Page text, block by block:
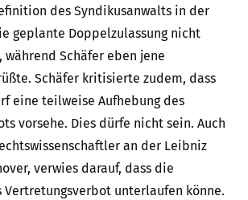
des Syndikusanwalts in der
geplante Doppelzulassung nicht
während Schäfer eben jene
Schäfer kritisierte zudem, dass
eine teilweise Aufhebung des
vorsehe. Dies dürfe nicht sein. Auch
an der Leibniz
verwies darauf, dass die
Vertretungsverbot unterlaufen könne.